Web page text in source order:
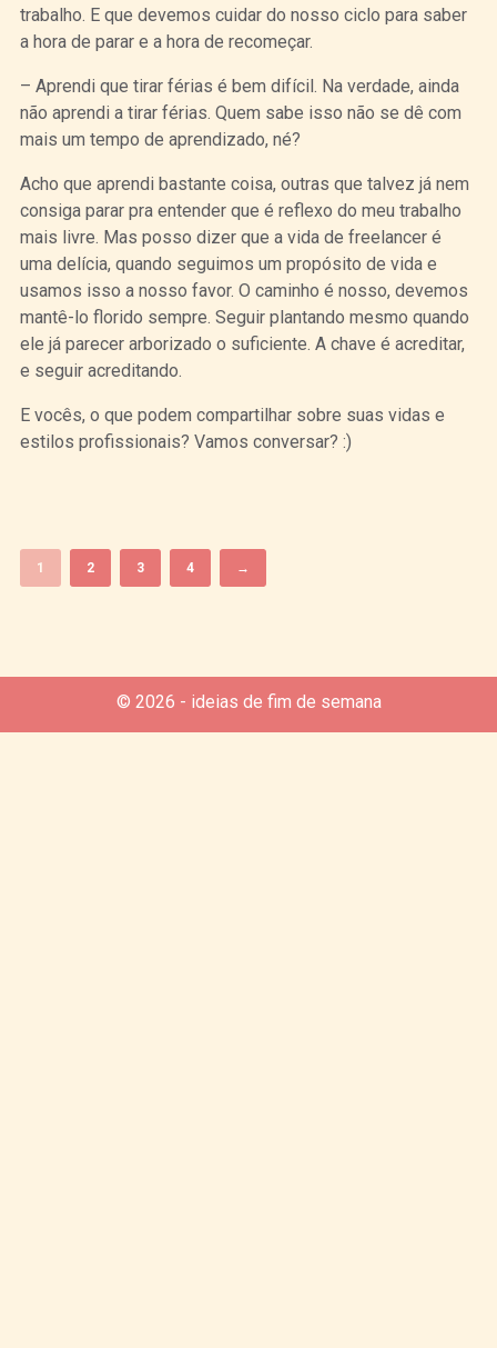
trabalho. E que devemos cuidar do nosso ciclo para saber
a hora de parar e a hora de recomeçar.
– Aprendi que tirar férias é bem difícil. Na verdade, ainda
não aprendi a tirar férias. Quem sabe isso não se dê com
mais um tempo de aprendizado, né?
Acho que aprendi bastante coisa, outras que talvez já nem
consiga parar pra entender que é reflexo do meu trabalho
mais livre. Mas posso dizer que a vida de freelancer é
uma delícia, quando seguimos um propósito de vida e
usamos isso a nosso favor. O caminho é nosso, devemos
mantê-lo florido sempre. Seguir plantando mesmo quando
ele já parecer arborizado o suficiente. A chave é acreditar,
e seguir acreditando.
E vocês, o que podem compartilhar sobre suas vidas e
estilos profissionais? Vamos conversar? :)
1 2 3 4 →
© 2026 - ideias de fim de semana